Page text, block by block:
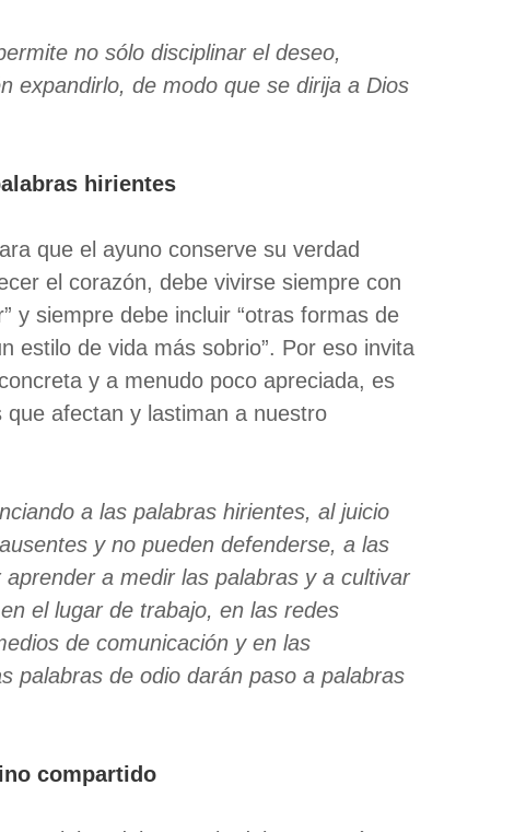
no sólo disciplinar el deseo,
expandirlo, de modo que se dirija a Dios
hirientes
que el ayuno conserve su verdad
el corazón, debe vivirse siempre con
y siempre debe incluir “otras formas de
estilo de vida más sobrio”. Por eso invita
y a menudo poco apreciada, es
afectan y lastiman a nuestro
a las palabras hirientes, al juicio
y no pueden defenderse, a las
a medir las palabras y a cultivar
el lugar de trabajo, en las redes
de comunicación y en las
palabras de odio darán paso a palabras
compartido